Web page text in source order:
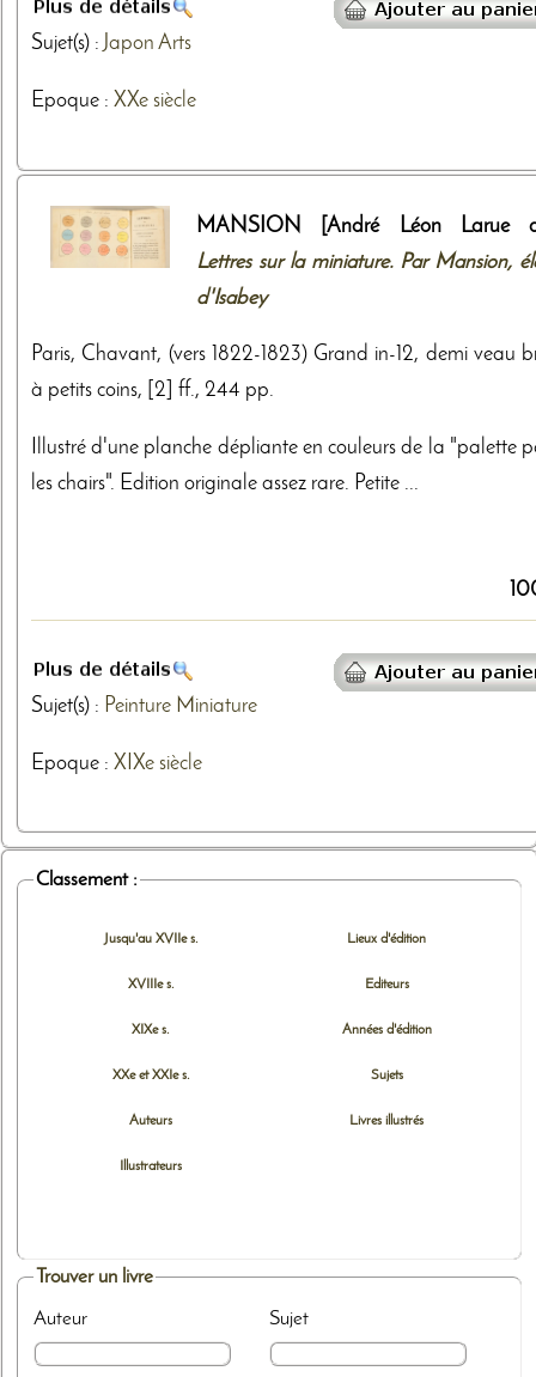
Sujet(s) : Japon Arts
Epoque : XXe siècle
MANSION [André Léon Larue
Lettres sur la miniature. Par Mansion,
d'Isabey
Paris, Chavant, (vers 1822-1823) Grand in-12, demi veau
à petits coins, [2] ff., 244 pp.
Illustré d'une planche dépliante en couleurs de la "palette
les chairs". Edition originale assez rare. Petite ...
Sujet(s) : Peinture Miniature
Epoque : XIXe siècle
Classement :
Jusqu'au XVIIe s.
XVIIIe s.
XIXe s.
XXe et XXIe s.
Auteurs
Illustrateurs
Lieux d'édition
Editeurs
Années d'édition
Sujets
Livres illustrés
Trouver un livre
Auteur Sujet